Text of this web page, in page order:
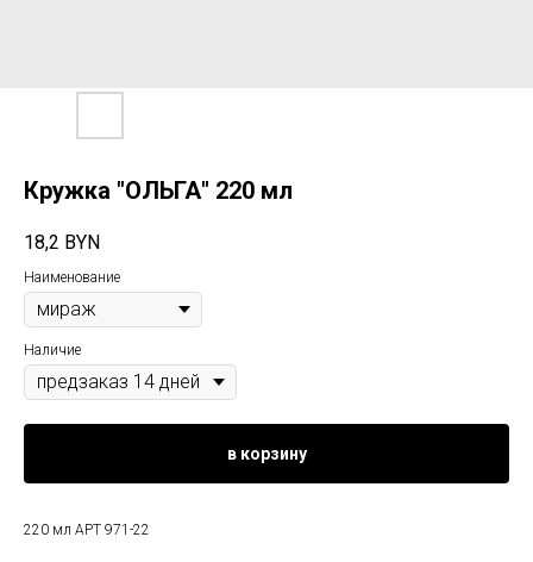
Кружка "ОЛЬГА" 220 мл
18,2 BYN
Наименование
Наличие
в корзину
220 мл АРТ 971-22